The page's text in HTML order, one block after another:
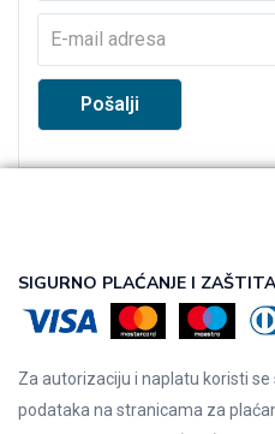
SIGURNO PLAĆANJE I
Za autorizaciju i naplatu koristi
podataka na stranicama za